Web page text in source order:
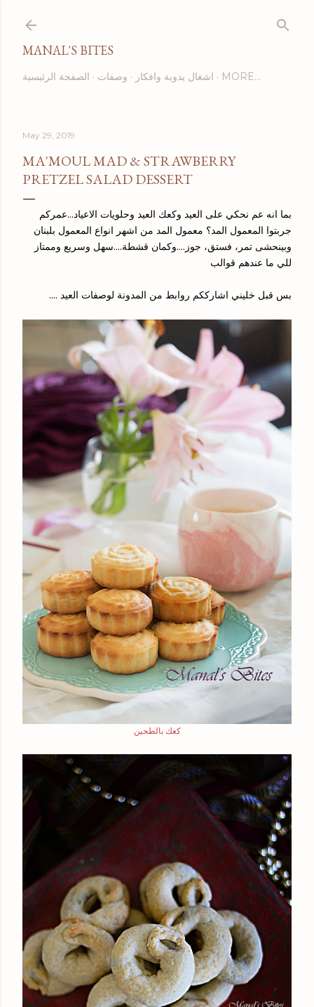
MANAL'S BITES
الصفحة الرئيسية وصفات اشغال يدوية وافكار MORE…
May 29, 2019
MA'MOUL MAD & STRAWBERRY
PRETZEL SALAD DESSERT
بما انه عم نحكي على العيد وكعك العيد وحلويات الاعياد...عمركم
جربتوا المعمول المد؟ معمول المد من اشهر انواع المعمول بلبنان
وبينحشى تمر، فستق، جوز....وكمان قشطة....سهل وسريع وممتاز
للي ما عندهم قوالب
بس قبل خليني اشارككم روابط من المدونة لوصفات العيد ....
كعك بالطحين